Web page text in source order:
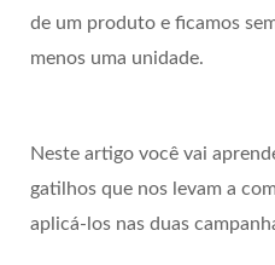
de um produto e ficamos
menos uma unidade.
Neste artigo você vai
gatilhos que nos levam a
aplicá-los nas duas